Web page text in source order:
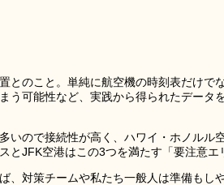
とのこと。単純に航空機の時刻表だけで
う可能性など、実践から得られたデータ
いので接続性が高く、ハワイ・ホノルル
とJFK空港はこの3つを満たす「要注意エ
、対策チームや私たち一般人は準備もし